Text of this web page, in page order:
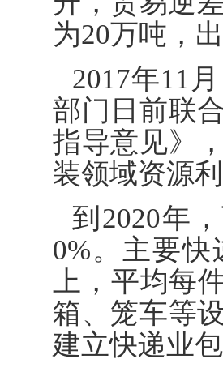
为20万吨，
2017年11
部门日前联
指导意见》
装领域资源
到2020年
0%。主要
上，平均每
箱、笼车等
建立快递业